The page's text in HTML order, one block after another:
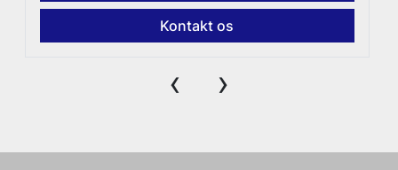
Kontakt os
‹ ›